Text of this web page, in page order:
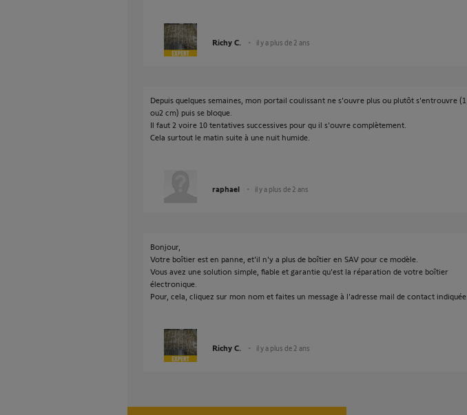
Richy C. il y a plus de 2 ans
Depuis quelques semaines, mon portail coulissant ne s'ouvre plus ou plutôt s'entrouvre (1
ou2 cm) puis se bloque.
Il faut 2 voire 10 tentatives successives pour qu il s'ouvre complètement.
Cela surtout le matin suite à une nuit humide.
raphael il y a plus de 2 ans
Bonjour,
Votre boîtier est en panne, et'il n'y a plus de boîtier en SAV pour ce modèle.
Vous avez une solution simple, fiable et garantie qu'est la réparation de votre boîtier
électronique.
Pour, cela, cliquez sur mon nom et faites un message à l'adresse mail de contact indiquée.
Richy C. il y a plus de 2 ans